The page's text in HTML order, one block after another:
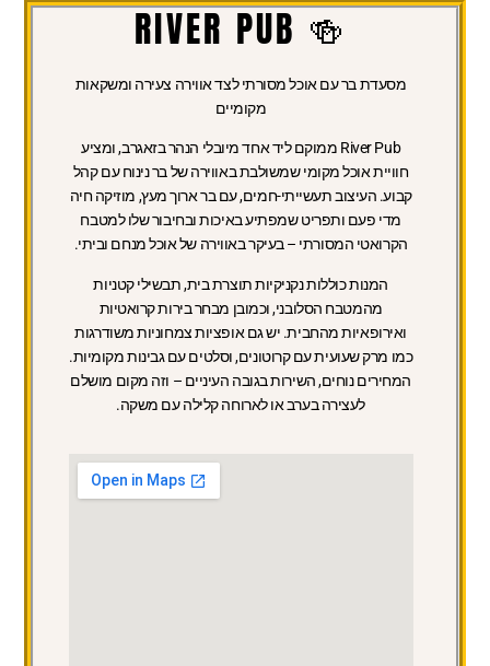
🍻 RIVER PUB
מסעדת בר עם אוכל מסורתי לצד אווירה צעירה ומשקאות
מקומיים
River Pub ממוקם ליד אחד מיובלי הנהר בזאגרב, ומציע
חוויית אוכל מקומי שמשולבת באווירה של בר נינוח עם קהל
קבוע. העיצוב תעשייתי-חמים, עם בר ארוך מעץ, מוזיקה חיה
מדי פעם ותפריט שמפתיע באיכות ובחיבור שלו למטבח
הקרואטי המסורתי – בעיקר באווירה של אוכל מנחם וביתי.
המנות כוללות נקניקיות תוצרת בית, תבשילי קטניות
מהמטבח הסלובני, וכמובן מבחר בירות קרואטיות
ואירופאיות מהחבית. יש גם אופציות צמחוניות משודרגות
כמו מרק שעועית עם קרוטונים, וסלטים עם גבינות מקומיות.
המחירים נוחים, השירות בגובה העיניים – וזה מקום מושלם
לעצירה בערב או לארוחה קלילה עם משקה.